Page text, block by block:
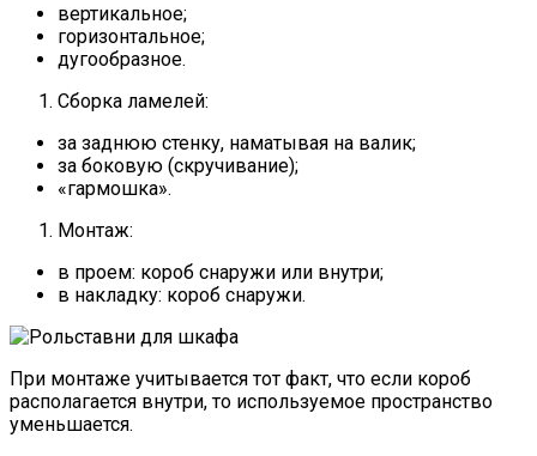
вертикальное;
горизонтальное;
дугообразное.
Сборка ламелей:
за заднюю стенку, наматывая на валик;
за боковую (скручивание);
«гармошка».
Монтаж:
в проем: короб снаружи или внутри;
в накладку: короб снаружи.
При монтаже учитывается тот факт, что если короб
располагается внутри, то используемое пространство
уменьшается.